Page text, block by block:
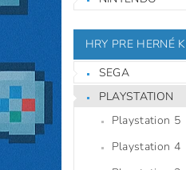
HRY PRE HERNÉ
SEGA
PLAYSTATION
Playstation 5
Playstation 4